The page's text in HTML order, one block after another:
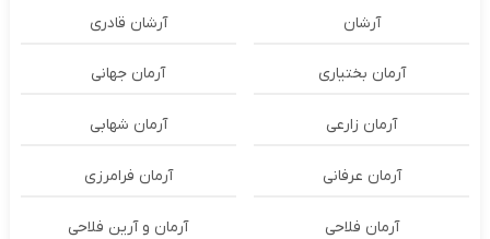
آرشان آرشان قادری
آرمان بختیاری آرمان جهانی
آرمان زارعی آرمان شهابی
آرمان عرفانی آرمان فرامرزی
آرمان فلاحی آرمان و آرین فلاحی